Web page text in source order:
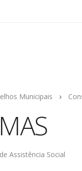
Municipais
Assistência Social